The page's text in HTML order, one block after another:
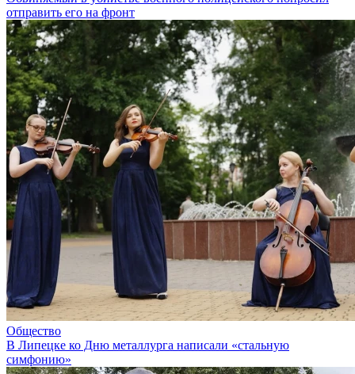
отправить его на фронт
Общество
В Липецке ко Дню металлурга написали «стальную
симфонию»